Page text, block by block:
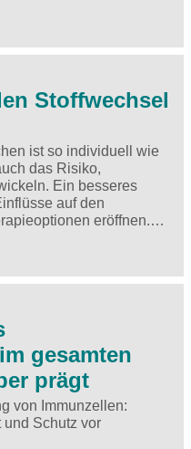
Stoffwechsel
ist so individuell wie
das Risiko,
Ein besseres
auf den
eröffnen.…
gesamten
prägt
von Immunzellen:
Schutz vor